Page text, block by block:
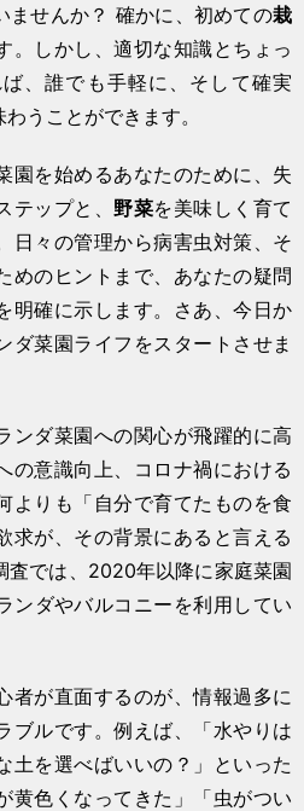
ませんか？ 確かに、初めての栽
。しかし、適切な知識とちょっ
、誰でも手軽に、そして確実
うことができます。
園を始めるあなたのために、失
テップと、 野菜を美味しく育て
日々の管理から病害虫対策、そ
めのヒントまで、あなたの疑問
明確に示します。さあ、今日か
ダ菜園ライフをスタートさせま
ンダ菜園への関心が飛躍的に高
の意識向上、コロナ禍における
よりも「自分で育てたものを食
求が、その背景にあると言える
査では、2020年以降に家庭菜園
ンダやバルコニーを利用してい
者が直面するのが、情報過多に
ブルです。例えば、「水やりは
土を選べばいいの？」といった
黄色くなってきた」「虫がつい